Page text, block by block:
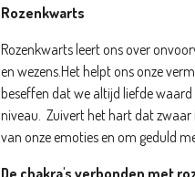
Rozenkwarts
Rozenkwarts leert ons over
en wezens.Het helpt ons onze
beseffen dat we altijd liefde waard
niveau. Zuivert het hart dat zwaar
van onze emoties en om geduld
De chakra's verbonden met